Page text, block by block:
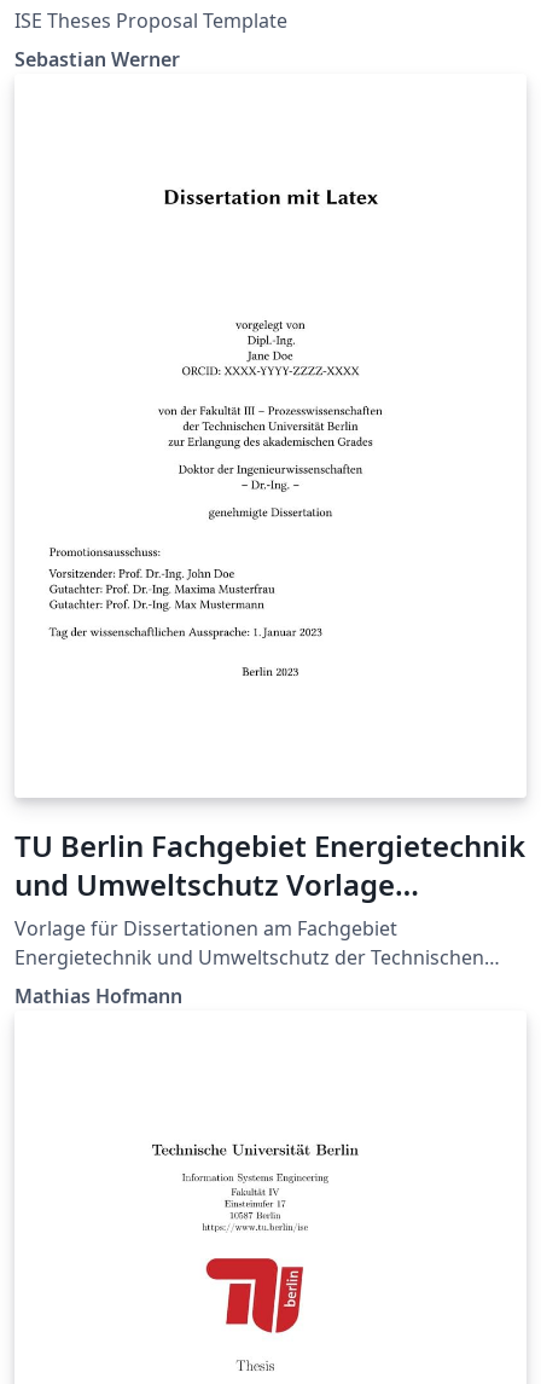
ISE Theses Proposal Template
Sebastian Werner
TU Berlin Fachgebiet Energietechnik
und Umweltschutz Vorlage
Dissertation
Vorlage für Dissertationen am Fachgebiet
Energietechnik und Umweltschutz der Technischen
Universität Berlin. Template to write your PhD thesis at
Mathias Hofmann